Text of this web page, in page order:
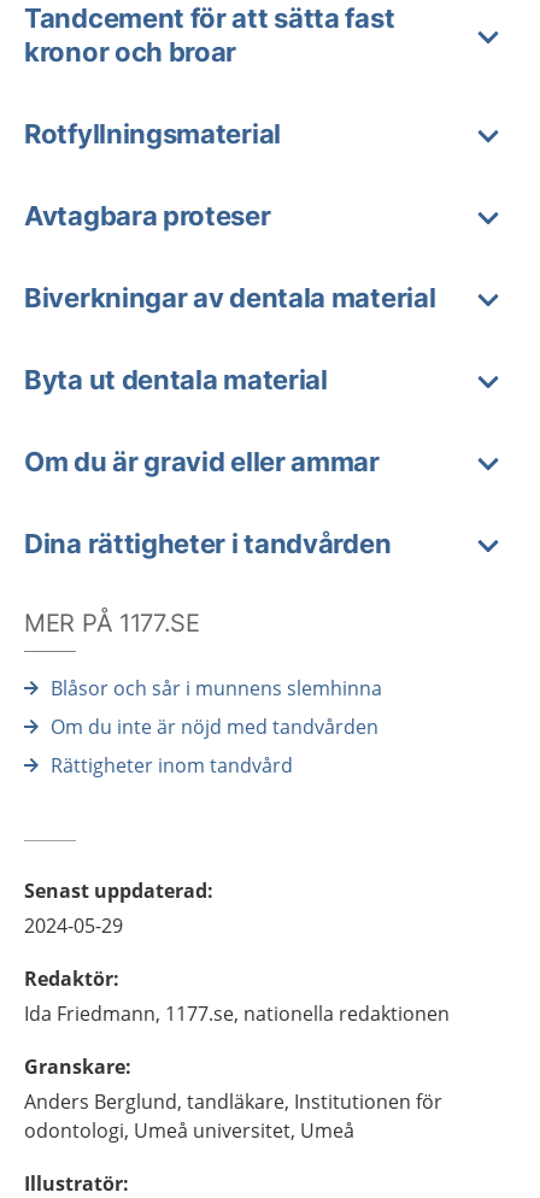
Tandcement för att sätta fast
kronor och broar
Rotfyllningsmaterial
Avtagbara proteser
Biverkningar av dentala material
Byta ut dentala material
Om du är gravid eller ammar
Dina rättigheter i tandvården
MER PÅ 1177.SE
Blåsor och sår i munnens slemhinna
Om du inte är nöjd med tandvården
Rättigheter inom tandvård
Senast uppdaterad:
2024-05-29
Redaktör:
Ida Friedmann, 1177.se, nationella redaktionen
Granskare:
Anders Berglund, tandläkare, Institutionen för
odontologi, Umeå universitet, Umeå
Illustratör: